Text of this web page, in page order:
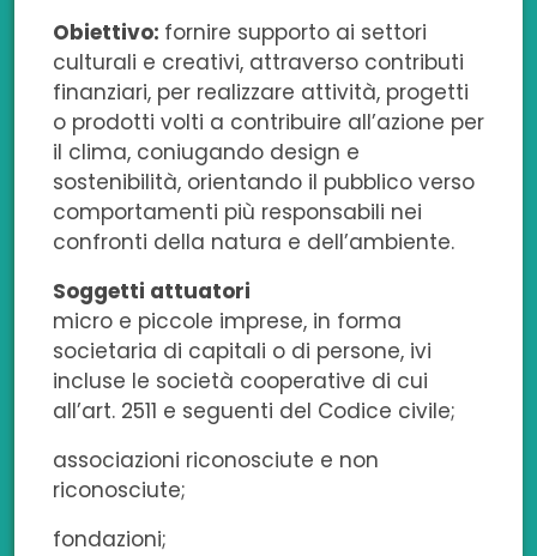
Obiettivo: fornire supporto ai settori
culturali e creativi, attraverso contributi
finanziari, per realizzare attività, progetti
o prodotti volti a contribuire all’azione per
il clima, coniugando design e
sostenibilità, orientando il pubblico verso
comportamenti più responsabili nei
confronti della natura e dell’ambiente.
Soggetti attuatori
micro e piccole imprese, in forma
societaria di capitali o di persone, ivi
incluse le società cooperative di cui
all’art. 2511 e seguenti del Codice civile;
associazioni riconosciute e non
riconosciute;
fondazioni;